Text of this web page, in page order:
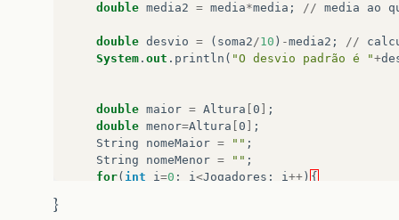
double media2 = media*media ; // media ao
double desvio = ( soma2/10 ) -media2 ; //
System . out . println ( "O desvio padrão é "+
double maior = Altura 0
;
double menor=Altura 0
;
String
nomeMaior = "" ;
String
nomeMenor = "" ;
for( int i=0 ; i<Jogadores ; i++ ) {
}